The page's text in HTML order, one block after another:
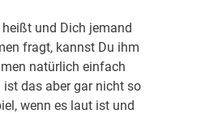
und Dich jemand
fragt, kannst Du ihm
natürlich einfach
das aber gar nicht so
wenn es laut ist und